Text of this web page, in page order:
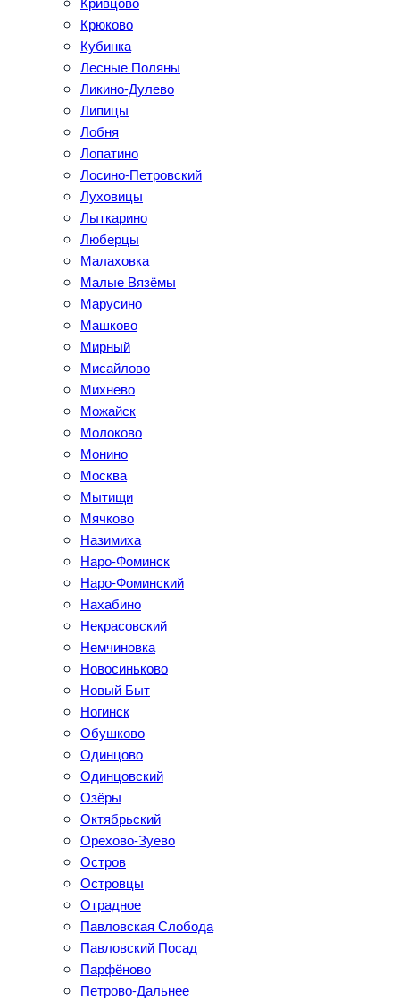
Крюково
Кубинка
Лесные Поляны
Ликино-Дулево
Липицы
Лобня
Лопатино
Лосино-Петровский
Луховицы
Лыткарино
Люберцы
Малаховка
Малые Вязёмы
Марусино
Машково
Мирный
Мисайлово
Михнево
Можайск
Молоково
Монино
Москва
Мытищи
Мячково
Назимиха
Наро-Фоминск
Наро-Фоминский
Нахабино
Некрасовский
Немчиновка
Новосиньково
Новый Быт
Ногинск
Обушково
Одинцово
Одинцовский
Озёры
Октябрьский
Орехово-Зуево
Остров
Островцы
Отрадное
Павловская Слобода
Павловский Посад
Парфёново
Петрово-Дальнее